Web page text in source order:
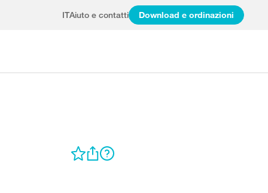
ITAiuto e contatti Download e ordinazioni